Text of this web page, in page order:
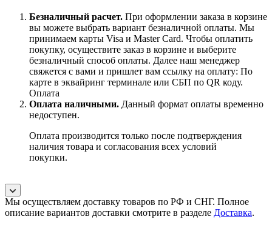
Безналичный расчет. При оформлении заказа в корзине
вы можете выбрать вариант безналичной оплаты. Мы
принимаем карты Visa и Master Card. Чтобы оплатить
покупку, осуществите заказ в корзине и выберите
безналичный способ оплаты. Далее наш менеджер
свяжется с вами и пришлет вам ссылку на оплату: По
карте в эквайринг терминале или СБП по QR коду.
Оплата
Оплата наличными. Данный формат оплаты временно
недоступен.
Оплата производится только после подтверждения
наличия товара и согласования всех условий
покупки.
Мы осуществляем доставку товаров по РФ и СНГ. Полное
описание вариантов доставки смотрите в разделе Доставка.